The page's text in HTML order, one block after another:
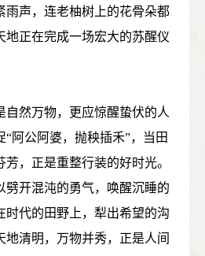
雨声，连老柚树上的花骨朵都
正在完成一场宏大的苏醒仪
然万物，更应惊醒蛰伏的人
阿公阿婆，抛秧插禾”，当田
，正是重整行装的好时光。
劈开混沌的勇气，唤醒沉睡的
时代的田野上，犁出希望的沟
地清明，万物并秀，正是人间